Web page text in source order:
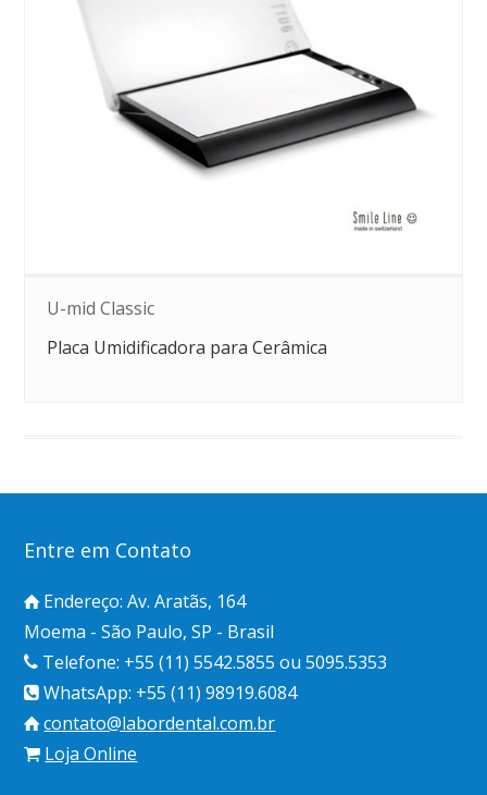
U-mid Classic
Placa Umidificadora para Cerâmica
Entre em Contato
Endereço: Av. Aratãs, 164
Moema - São Paulo, SP - Brasil
Telefone: +55 (11) 5542.5855 ou 5095.5353
WhatsApp: +55 (11) 98919.6084
contato@labordental.com.br
Loja Online